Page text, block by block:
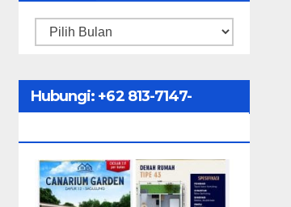
Arsip
Hubungi: ‪+62 813-7147-